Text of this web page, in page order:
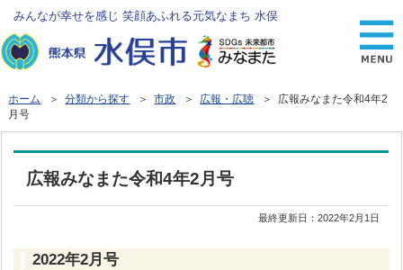
みんなが幸せを感じ 笑顔あふれる元気なまち 水俣
ホーム ＞分類から探す ＞市政 ＞ 広報・広聴 ＞ 広報みなまた令和4年2
月号
広報みなまた令和4年2月号
最終更新日：2022年2月1日
2022年2月号